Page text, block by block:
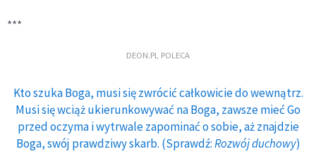
***
DEON.PL POLECA
Kto szuka Boga, musi się zwrócić całkowicie do wewnątrz.
Musi się wciąż ukierunkowywać na Boga, zawsze mieć Go
przed oczyma i wytrwale zapominać o sobie, aż znajdzie
Boga, swój prawdziwy skarb. (Sprawdź:Rozwój duchowy)